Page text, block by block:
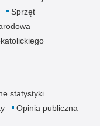
Sprzęt
statystyki
Opinia publiczna